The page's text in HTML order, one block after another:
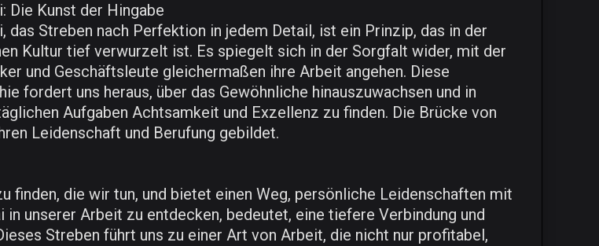
Die Kunst der Hingabe
das Streben nach Perfektion in jedem Detail, ist ein Prinzip, das in der
Kultur tief verwurzelt ist. Es spiegelt sich in der Sorgfalt wider, mit der
und Geschäftsleute gleichermaßen ihre Arbeit angehen. Diese
fordert uns heraus, über das Gewöhnliche hinauszuwachsen und in
Aufgaben Achtsamkeit und Exzellenz zu finden. Die Brücke von
Leidenschaft und Berufung gebildet.
finden, die wir tun, und bietet einen Weg, persönliche Leidenschaften mit
unserer Arbeit zu entdecken, bedeutet, eine tiefere Verbindung und
Streben führt uns zu einer Art von Arbeit, die nicht nur profitabel,